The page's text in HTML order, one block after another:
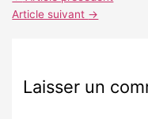
Article suivant →
Laisser un